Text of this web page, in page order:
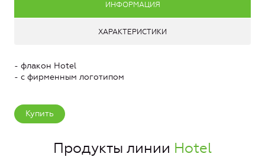
ИНФОРМАЦИЯ
ХАРАКТЕРИСТИКИ
- флакон Hotel
- с фирменным логотипом
Купить
Продукты линии Hotel